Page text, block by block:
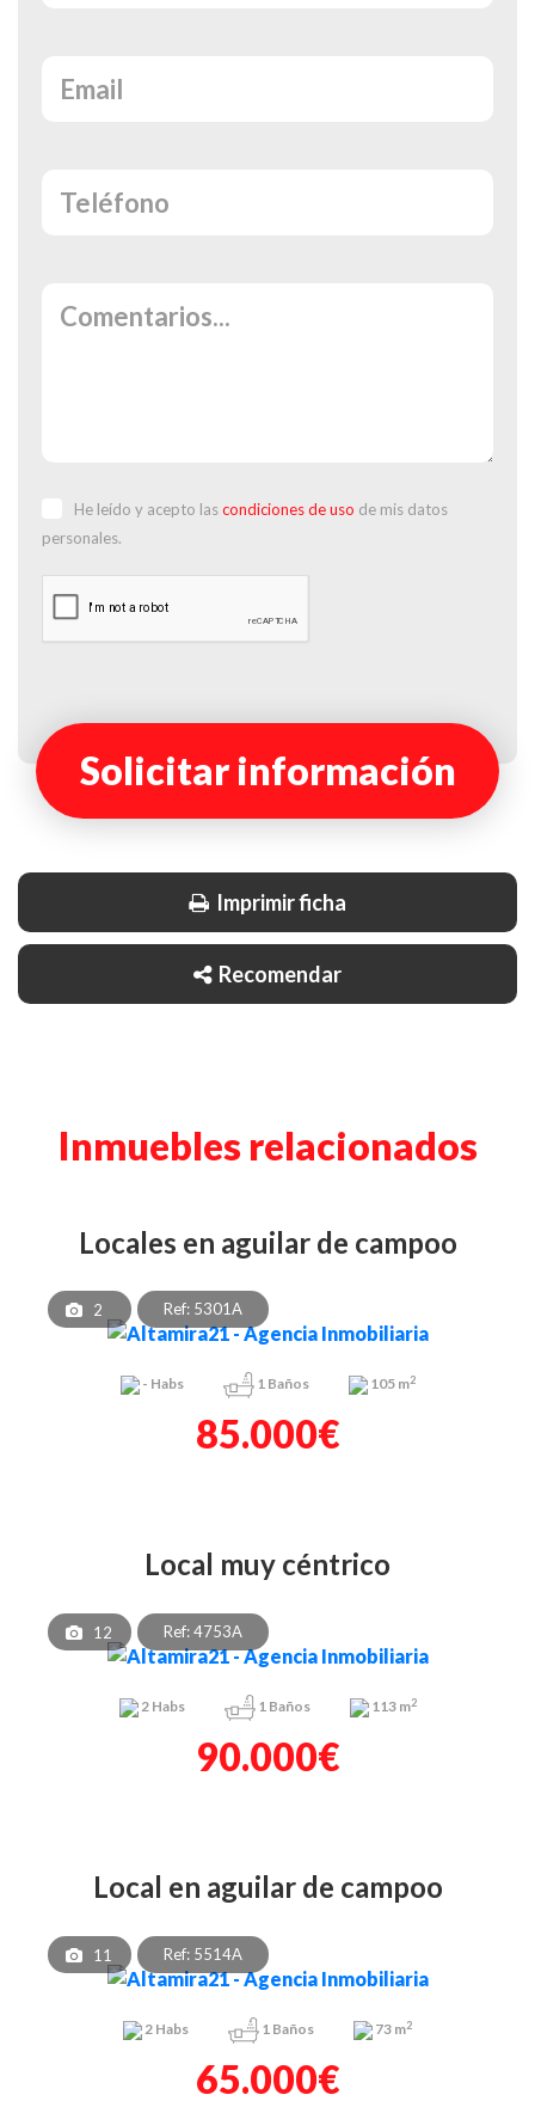
He leído y acepto lascondiciones de uso de mis datos
personales.
Solicitar información
Imprimir ficha
Recomendar
Inmuebles relacionados
locales en aguilar de campoo
2 Ref: 5301A
- Habs 1Baños 105 m2
85.000€
local muy céntrico
12 Ref: 4753A
2Habs 1Baños 113 m2
90.000€
local en aguilar de campoo
11 Ref: 5514A
2 Habs 1 Baños 73 m2
65.000€